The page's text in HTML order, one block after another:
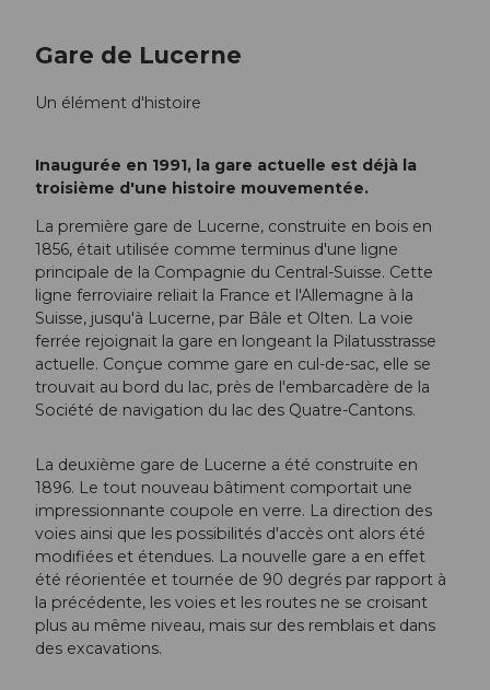
Gare de Lucerne
Un élément d'histoire
Inaugurée en 1991, la gare actuelle est déjà la
troisième d'une histoire mouvementée.
La première gare de Lucerne, construite en bois en
1856, était utilisée comme terminus d'une ligne
principale de la Compagnie du Central-Suisse. Cette
ligne ferroviaire reliait la France et l'Allemagne à la
Suisse, jusqu'à Lucerne, par Bâle et Olten. La voie
ferrée rejoignait la gare en longeant la Pilatusstrasse
actuelle. Conçue comme gare en cul-de-sac, elle se
trouvait au bord du lac, près de l'embarcadère de la
Société de navigation du lac des Quatre-Cantons.
La deuxième gare de Lucerne a été construite en
1896. Le tout nouveau bâtiment comportait une
impressionnante coupole en verre. La direction des
voies ainsi que les possibilités d'accès ont alors été
modifiées et étendues. La nouvelle gare a en effet
été réorientée et tournée de 90 degrés par rapport à
la précédente, les voies et les routes ne se croisant
plus au même niveau, mais sur des remblais et dans
des excavations.